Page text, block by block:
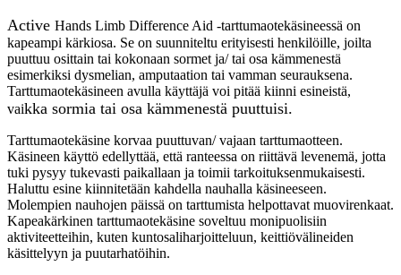
Active Hands Limb Difference Aid -tarttumaotekäsineessä on
kapeampi kärkiosa. Se on suunniteltu erityisesti henkilöille, joilta
puuttuu osittain tai kokonaan sormet ja/ tai osa kämmenestä
esimerkiksi dysmelian, amputaation tai vamman seurauksena.
Tarttumaotekäsineen avulla käyttäjä voi pitää kiinni esineistä,
vaikka sormia tai osa kämmenestä puuttuisi.
Tarttumaotekäsine korvaa puuttuvan/ vajaan tarttumaotteen.
Käsineen käyttö edellyttää, että ranteessa on riittävä levenemä, jotta
tuki pysyy tukevasti paikallaan ja toimii tarkoituksenmukaisesti.
Haluttu esine kiinnitetään kahdella nauhalla käsineeseen.
Molempien nauhojen päissä on tarttumista helpottavat muovirenkaat.
Kapeakärkinen tarttumaotekäsine soveltuu monipuolisiin
aktiviteetteihin, kuten kuntosaliharjoitteluun, keittiövälineiden
käsittelyyn ja puutarhatöihin.